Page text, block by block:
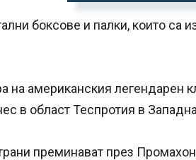
боксове и палки, които са
на американския легендарен
в област Теспротия в
преминават през